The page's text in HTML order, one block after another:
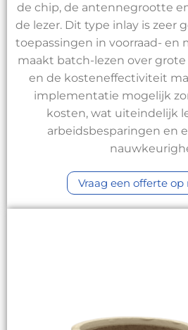
de chip, de antennegrootte
de lezer. Dit type inlay is zeer
toepassingen in voorraad- en
maakt batch-lezen over
en de kosteneffectiviteit
implementatie mogelijk
kosten, wat uiteindelijk
arbeidsbesparingen en
Vraag een offerte op